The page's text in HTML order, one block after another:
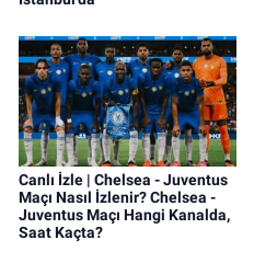
Canlı İzle | Chelsea - Juventus
Maçı Nasıl İzlenir? Chelsea -
Juventus Maçı Hangi Kanalda,
Saat Kaçta?